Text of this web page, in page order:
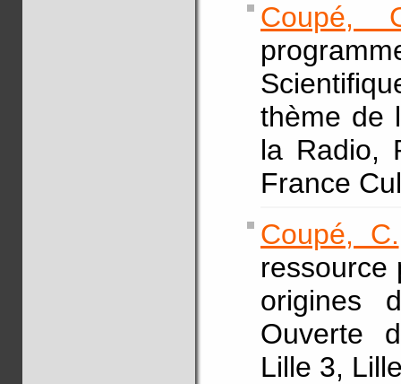
Coupé,
thème de
la Radio,
France
Coupé, C.
ressource
origines
Ouverte
Lille 3,